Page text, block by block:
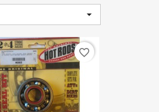

favorite_border